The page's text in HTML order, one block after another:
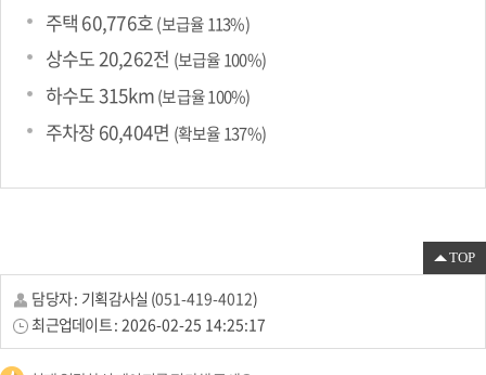
주택 60,776호(보급율 113%)
상수도 20,262전 (보급율 100%)
하수도 315km(보급율 100%)
주차장 60,404면 (확보율 137%)
TOP
담당자 : 기획감사실 (051-419-4012)
최근업데이트 : 2026-02-25 14:25:17